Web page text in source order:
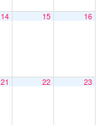
14 15 16
21 22 23